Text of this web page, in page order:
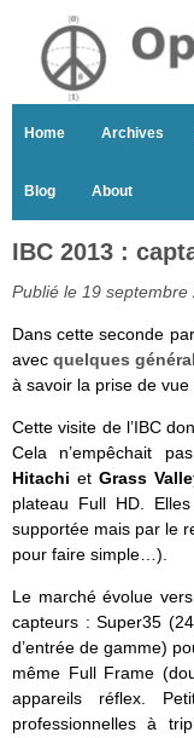
Home Archives
Blog About
IBC 2013 :
Publié le 19 septembre
Dans cette seconde
avec quelques
à savoir la prise de vue
Cette visite de l’IBC
Cela n’empêchait
Hitachi et Grass
plateau Full HD.
supportée mais par le
pour faire simple…).
Le marché évolue
capteurs : Super35
d’entrée de gamme)
même Full Frame
appareils réflex.
professionnelles à